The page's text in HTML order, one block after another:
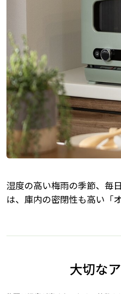
湿度の高い梅雨の季節、毎
は、庫内の密閉性も高い「
大切な